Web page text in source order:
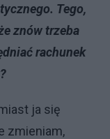
Tego,
znów trzeba
rachunek
ja się
zmieniam,